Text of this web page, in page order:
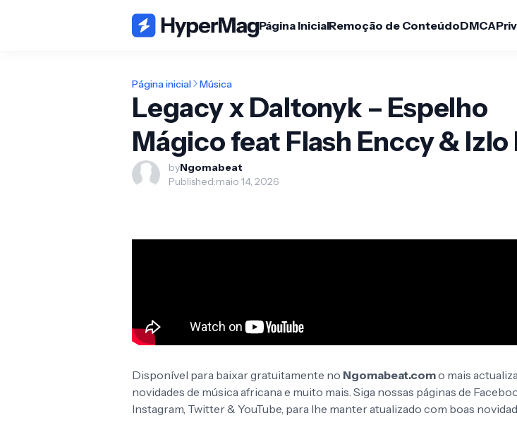
Página InicialRemoção de ConteúdoDMCA
Página inicial Música
Legacy x Daltonyk – Espelho
Mágico feat Flash Enccy & Izlo
byNgomabeat
Published:maio 14, 2026
Disponível para baixar gratuitamente no Ngomabeat.como mais
novidades de música africana e muito mais. Siga nossas páginas de
Instagram, Twitter & YouTube, para lhe manter atualizado com boas